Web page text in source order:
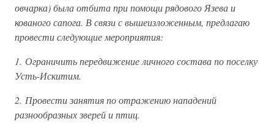
овчарка) была отбита при помощи рядового Язева и
кованого сапога. В связи с вышеизложенным, предлагаю
провести следующие мероприятия:
1. Ограничить передвижение личного состава по поселку
Усть-Искитим.
2. Провести занятия по отражению нападений
разнообразных зверей и птиц.